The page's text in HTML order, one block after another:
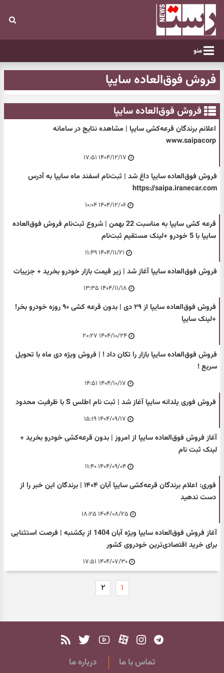
منو
فروش فوق‌العاده سایپا
فروش فوق‌العاده سایپا
اعلانم برندگان قرعه‌کشی سایپا | مشاهده نتایج در سامانه
www.saipacorp
۱۴۰۴/۱۲/۱۷ ۱۷:۵۱
فروش فوق‌العاده سایپا داغ شد | ثبت‌نام اسفند ماه سایپا به آدرس
https://saipa.iranecar.com
۱۴۰۴/۱۲/۰۶ ۱۰:۰۴
قرعه کشی سایپا به مناسبت 22 بهمن | شروع ثبت‌نام فروش فوق‌العاده
سایپا با 5 خودرو +لینک مستقیم ثبت‌نام
۱۴۰۴/۱۱/۲۱ ۱۱:۴۹
فروش فوق‌العاده سایپا آغاز شد | زیر قیمت بازار خودرو بخرید + جزییات
۱۴۰۴/۱۱/۱۸ ۱۳:۳۵
فروش فوق‌العاده سایپا از ۲۹ دی | بدون قرعه کشی ۹۰ روزه خودرو بخر!
+لینک سایپا
۱۴۰۴/۱۰/۲۴ ۲۰:۲۷
فروش فوق‌العاده سایپا بازار را تکان داد ! | فروش ویژه دی ماه با تحویل
سریع !
۱۴۰۴/۱۰/۱۷ ۱۴:۵۱
فروش فوری یلدانه سایپا آغاز شد | ثبت نام اطلس S با ظرفیت محدود
۱۴۰۴/۰۹/۱۷ ۱۵:۱۹
آغاز فروش فوق‌العاده سایپا از امروز | بدون قرعه‌کشی خودرو بخرید +
لینک ثبت نام
۱۴۰۴/۰۹/۰۴ ۱۱:۴۰
فوری: اعلام برندگان قرعه‌کشی سایپا آبان ۱۴۰۴ | برندگان این خبر را از
دست ندهید
۱۴۰۴/۰۸/۲۵ ۱۸:۲۵
آغاز فروش فوق‌العاده سایپا ویژه آبان 1404 از یکشنبه | فرصت استثنایی
برای خرید اقتصادی‌ترین خودروی کشور
۱۴۰۴/۰۷/۳۰ ۱۷:۵۱
۱ ۲
تماس با ما درباره ما